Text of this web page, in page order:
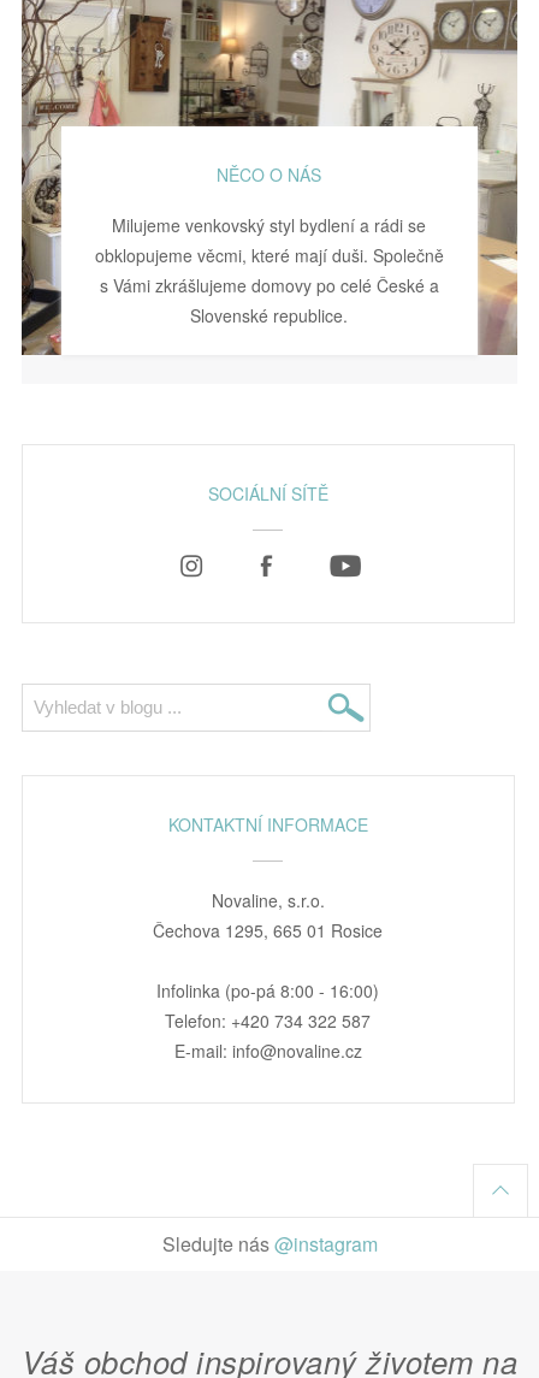
NĚCO O NÁS
Milujeme venkovský styl bydlení a rádi se
obklopujeme věcmi, které mají duši. Společně
s Vámi zkrášlujeme domovy po celé České a
Slovenské republice.
SOCIÁLNÍ SÍTĚ
KONTAKTNÍ INFORMACE
Novaline, s.r.o.
Čechova 1295, 665 01 Rosice
Infolinka (po-pá 8:00 - 16:00)
Telefon: +420 734 322 587
E-mail: info@novaline.cz
Sledujte nás@instagram
Váš obchod inspirovaný životem na